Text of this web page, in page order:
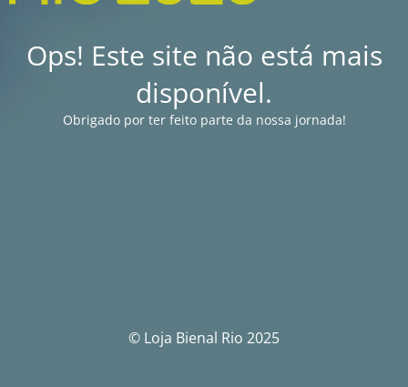
Ops! Este site não está mais
disponível.
Obrigado por ter feito parte da nossa jornada!
© Loja Bienal Rio 2025